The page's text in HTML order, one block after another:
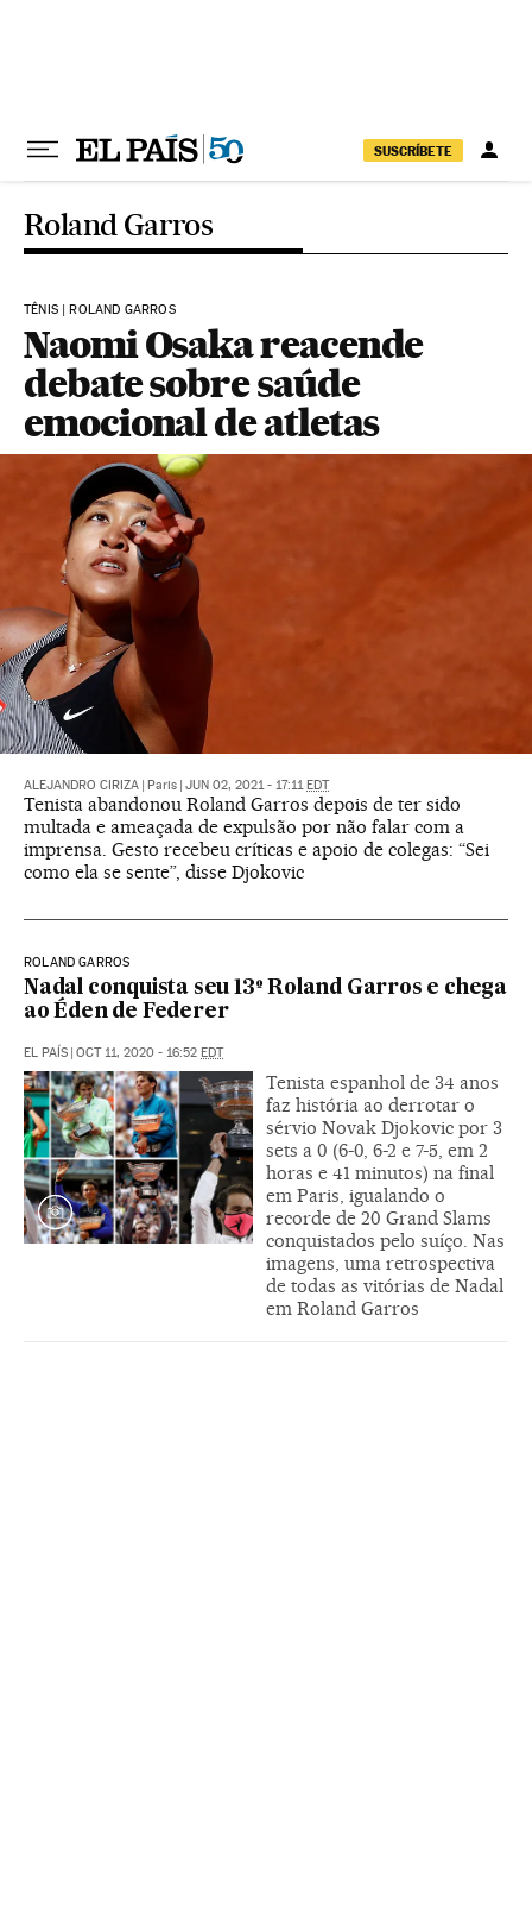
SUSCRÍBETE
Roland Garros
TÊNIS | ROLAND GARROS
Naomi Osaka reacende
debate sobre saúde
emocional de atletas
ALEJANDRO CIRIZA Paris JUN 02, 2021 - 17:11 EDT
Tenista abandonou Roland Garros depois de ter sido
multada e ameaçada de expulsão por não falar com a
imprensa. Gesto recebeu críticas e apoio de colegas: “Sei
como ela se sente”, disse Djokovic
ROLAND GARROS
Nadal conquista seu 13º Roland Garros e chega
ao Éden de Federer
EL PAÍS OCT 11, 2020 - 16:52 EDT
Tenista espanhol de 34 anos
faz história ao derrotar o
sérvio Novak Djokovic por 3
sets a 0 (6-0, 6-2 e 7-5, em 2
horas e 41 minutos) na final
em Paris, igualando o
recorde de 20 Grand Slams
conquistados pelo suíço. Nas
imagens, uma retrospectiva
de todas as vitórias de Nadal
em Roland Garros